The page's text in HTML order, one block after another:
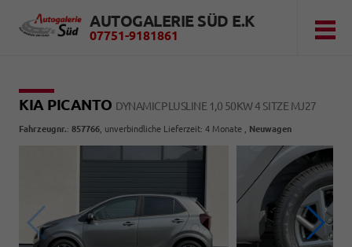
AUTOGALERIE SÜD E.K
07751-9181861
KIA PICANTO DYNAMICPLUSLINE 1,0 50KW 4 SITZE MJ27
Fahrzeugnr.: 857766 , unverbindliche Lieferzeit: 4 Monate Neuwagen